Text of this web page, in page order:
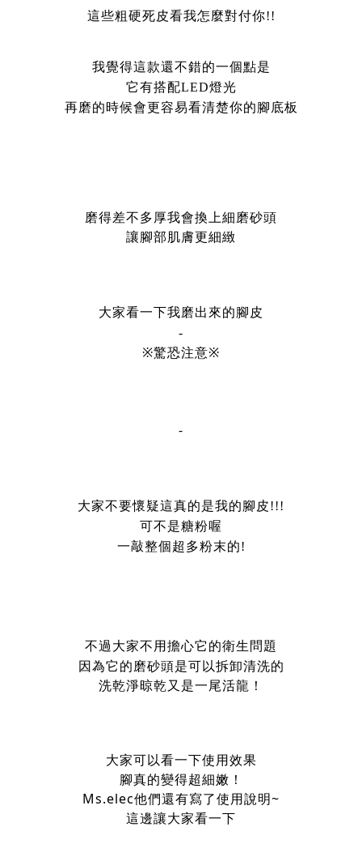
這些粗硬死皮看我怎麼對付你!!
我覺得這款還不錯的一個點是
它有搭配LED燈光
再磨的時候會更容易看清楚你的腳底板
磨得差不多厚我會換上細磨砂頭
讓腳部肌膚更細緻
大家看一下我磨出來的腳皮
-
※驚恐注意※
-
大家不要懷疑這真的是我的腳皮!!!
可不是糖粉喔
一敲整個超多粉末的!
不過大家不用擔心它的衛生問題
因為它的磨砂頭是可以拆卸清洗的
洗乾淨晾乾又是一尾活龍！
大家可以看一下使用效果
腳真的變得超細嫩！
Ms.elec他們還有寫了使用說明~
這邊讓大家看一下